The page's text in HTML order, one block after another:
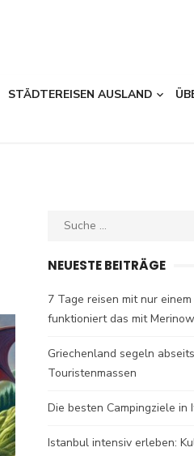
STÄDTEREISEN AUSLAND
Search
NEUESTE BEITRÄGE
7 Tage reisen mit nur
funktioniert das mit
Griechenland segeln
Touristenmassen
Die besten Campingziele in
Istanbul intensiv erleben: